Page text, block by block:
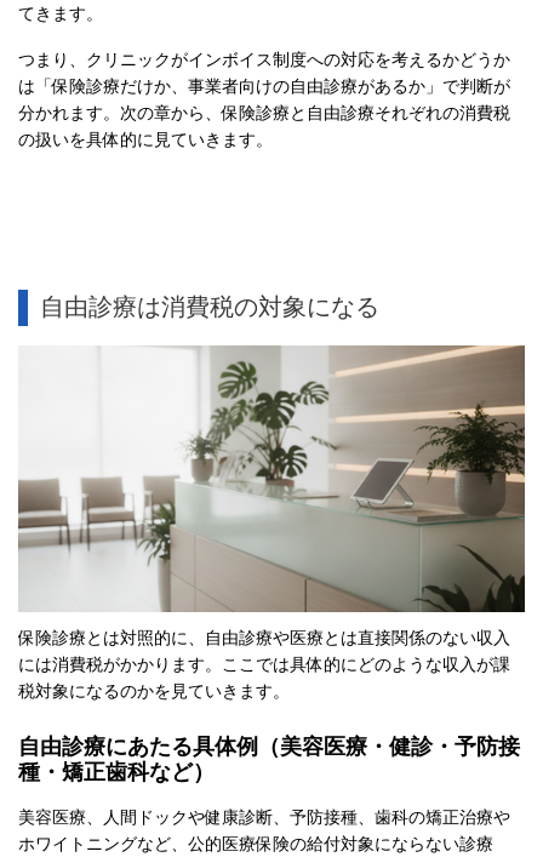
てきます。
つまり、クリニックがインボイス制度への対応を考えるかどうか
は「保険診療だけか、事業者向けの自由診療があるか」で判断が
分かれます。次の章から、保険診療と自由診療それぞれの消費税
の扱いを具体的に見ていきます。
自由診療は消費税の対象になる
保険診療とは対照的に、自由診療や医療とは直接関係のない収入
には消費税がかかります。ここでは具体的にどのような収入が課
税対象になるのかを見ていきます。
自由診療にあたる具体例（美容医療・健診・予防接
種・矯正歯科など）
美容医療、人間ドックや健康診断、予防接種、歯科の矯正治療や
ホワイトニングなど、公的医療保険の給付対象にならない診療